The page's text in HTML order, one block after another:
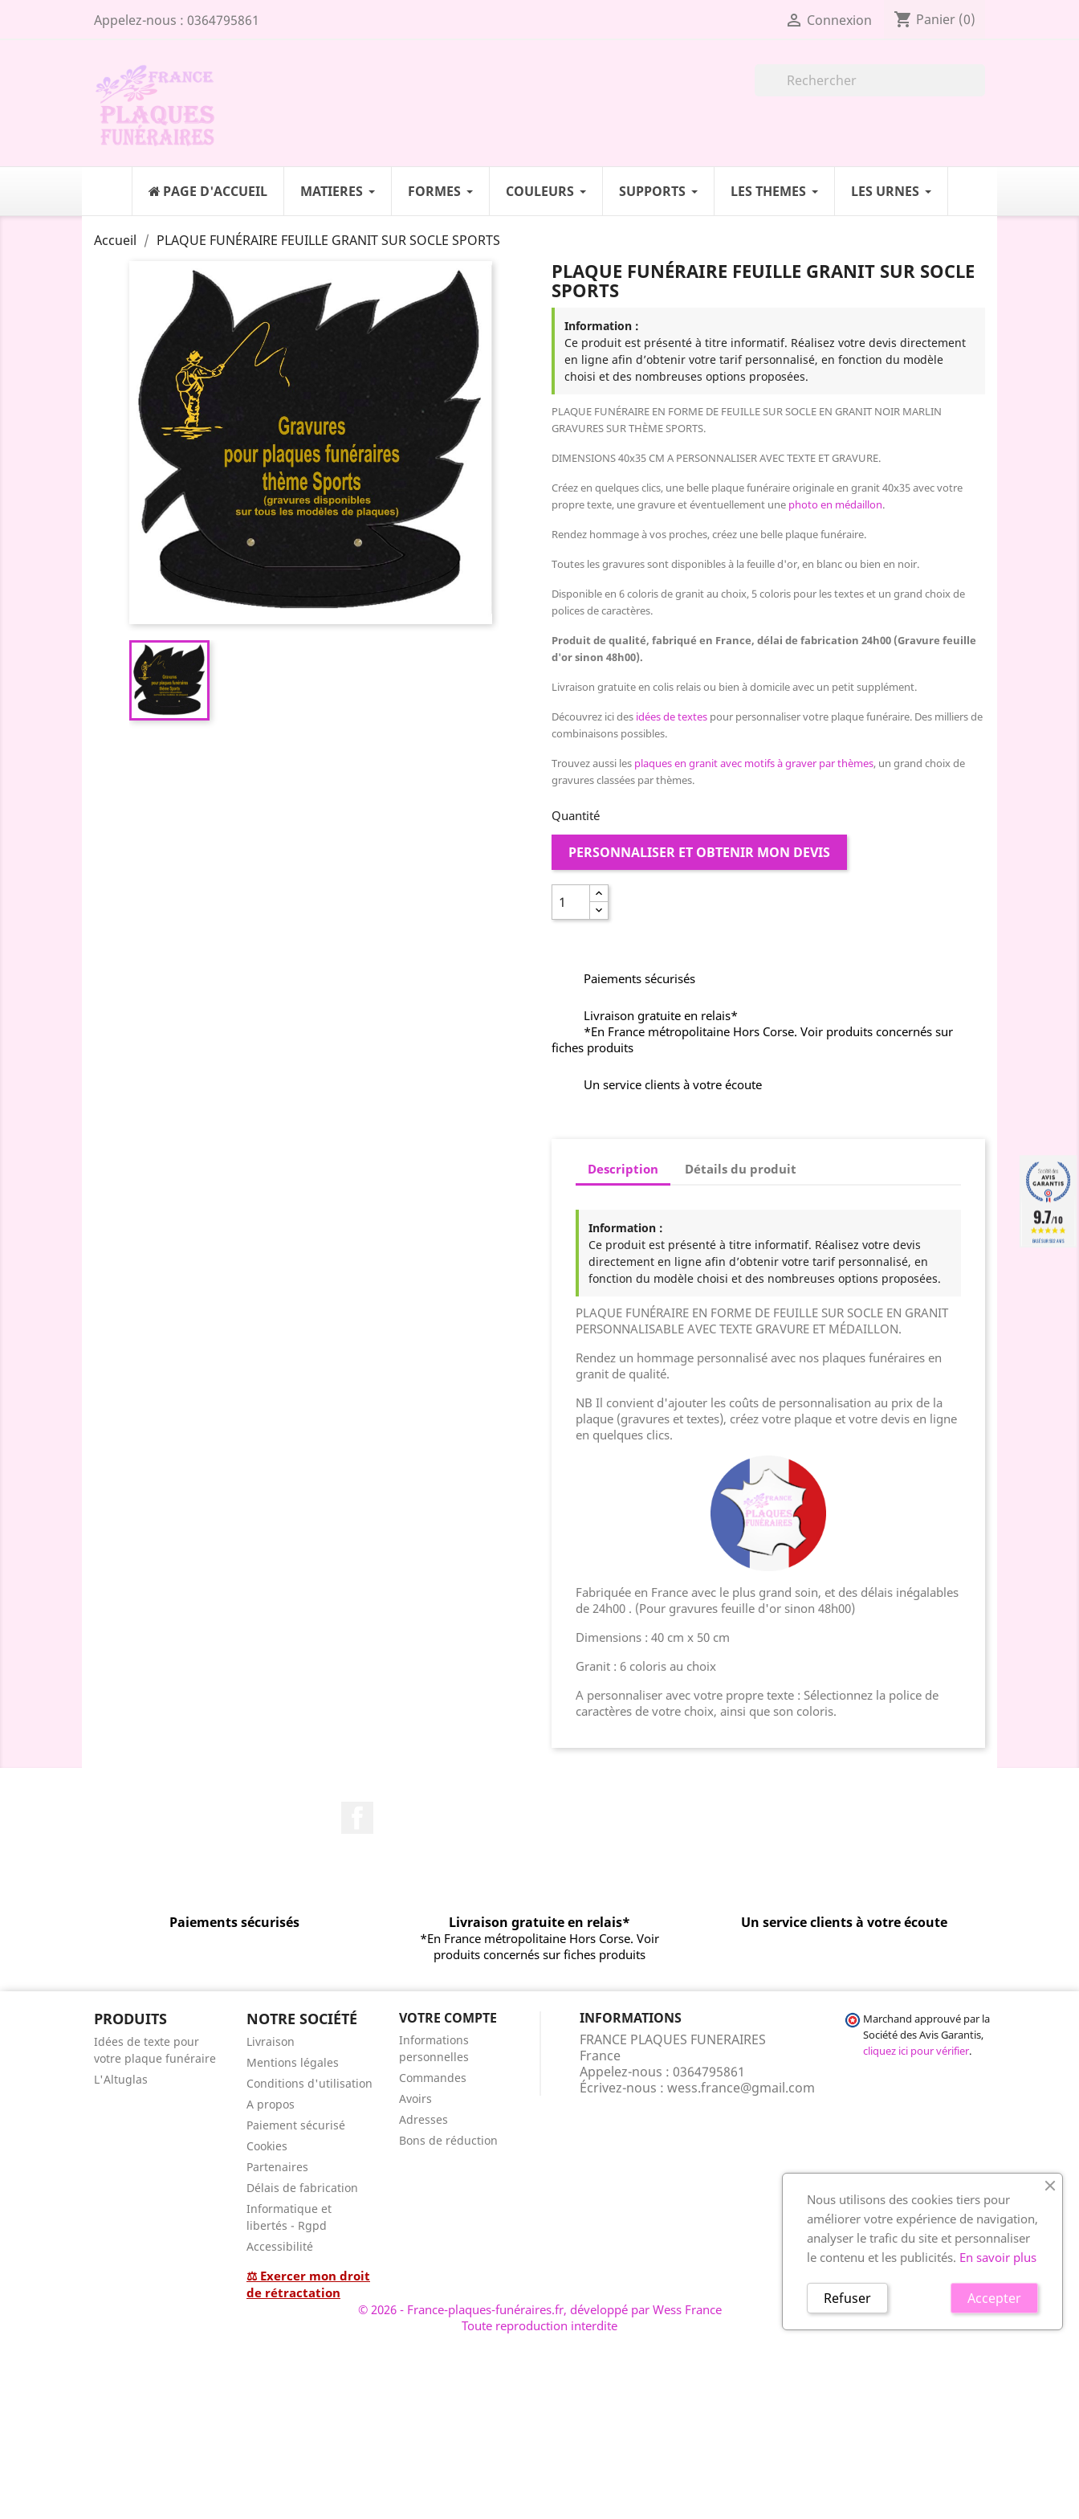
Appelez-nous : 0364795861  Connexion shopping_cart Panier (0)
PAGE D'ACCUEIL MATIERES FORMES COULEURS SUPPORTS LES THEMES LES URNES
Accueil PLAQUE FUNÉRAIRE FEUILLE GRANIT SUR SOCLE SPORTS
PLAQUE FUNÉRAIRE FEUILLE GRANIT SUR SOCLE
SPORTS
Information :
Ce produit est présenté à titre informatif. Réalisez votre devis directement
en ligne afin d’obtenir votre tarif personnalisé, en fonction du modèle
choisi et des nombreuses options proposées.
PLAQUE FUNÉRAIRE EN FORME DE FEUILLESUR SOCLE EN GRANIT NOIR MARLIN
GRAVURES SUR THÈME SPORTS.
DIMENSIONS40x35CM A PERSONNALISER AVEC TEXTE ET GRAVURE.
Créez en quelques clics, une belle plaque funéraire originale en granit40x35avec votre
propre texte, une gravure et éventuellement une photo en médaillon.
Rendez hommage à vos proches, créez une belle plaque funéraire.
Toutes les gravures sont disponibles à la feuille d'or, en blanc ou bien en noir.
Disponible en 6 coloris de granit au choix, 5 coloris pour les textes et un grand choix de
polices de caractères.
Produit de qualité, fabriqué en France, délai de fabrication 24h00 (Gravure feuille
d'or sinon 48h00).
Livraison gratuite en colis relais ou bien à domicile avec un petit supplément.
Découvrez ici des idées de textes pour personnaliser votre plaque funéraire. Des milliers de
combinaisons possibles.
Trouvezaussi les plaques en granit avec motifs à graver par thèmes, un grand choix de
gravures classées par thèmes.
Quantité
PERSONNALISER ET OBTENIR MON DEVIS
Paiements sécurisés
Livraison gratuite en relais*
*En France métropolitaine Hors Corse. Voir produits concernés sur
fiches produits
Un service clients à votre écoute
Description Détails du produit
Information :
Ce produit est présenté à titre informatif. Réalisez votre devis
directement en ligne afin d’obtenir votre tarif personnalisé, en
fonction du modèle choisi et des nombreuses options proposées.
PLAQUE FUNÉRAIRE EN FORME DE FEUILLE SUR SOCLE EN GRANIT
PERSONNALISABLE AVEC TEXTE GRAVURE ET MÉDAILLON.
Rendez un hommage personnalisé avec nos plaques funéraires en
granit de qualité.
NB Il convient d'ajouter les coûts de personnalisation au prix de la
plaque (gravures et textes), créez votre plaque et votre devis en ligne
en quelques clics.
Fabriquée en France avec le plus grand soin, et des délais inégalables
de 24h00 . (Pour gravures feuille d'or sinon 48h00)
Dimensions : 40 cm x 50 cm
Granit : 6 coloris au choix
A personnaliser avec votre propre texte : Sélectionnez la police de
caractères de votre choix, ainsi que son coloris.
Paiements sécurisés Livraison gratuite en relais*
*En France métropolitaine Hors Corse. Voir
produits concernés sur fiches produits
Un service clients à votre écoute
PRODUITS
Idées de texte pour
votre plaque funéraire
L'Altuglas
NOTRE SOCIÉTÉ
Livraison
Mentions légales
Conditions d'utilisation
A propos
Paiement sécurisé
Cookies
Partenaires
Délais de fabrication
Informatique et
libertés - Rgpd
Accessibilité
⚖ Exercer mon droit
de rétractation
VOTRE COMPTE
Informations
personnelles
Commandes
Avoirs
Adresses
Bons de réduction
INFORMATIONS
FRANCE PLAQUES FUNERAIRES
France
Appelez-nous : 0364795861
Écrivez-nous : wess.france@gmail.com
Marchand approuvé par la
Société des Avis Garantis,
cliquez ici pour vérifier.
© 2026 - France-plaques-funéraires.fr, développé par Wess France
Toute reproduction interdite
Nous utilisons des cookies tiers pour
améliorer votre expérience de navigation,
analyser le trafic du site et personnaliser
le contenu et les publicités. En savoir plus
Accepter
Refuser
9.7/10
BASÉ SUR 502 AVIS